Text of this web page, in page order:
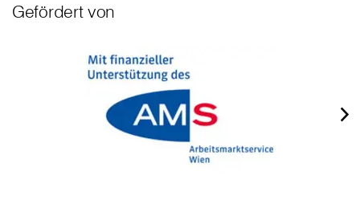
Gefördert von